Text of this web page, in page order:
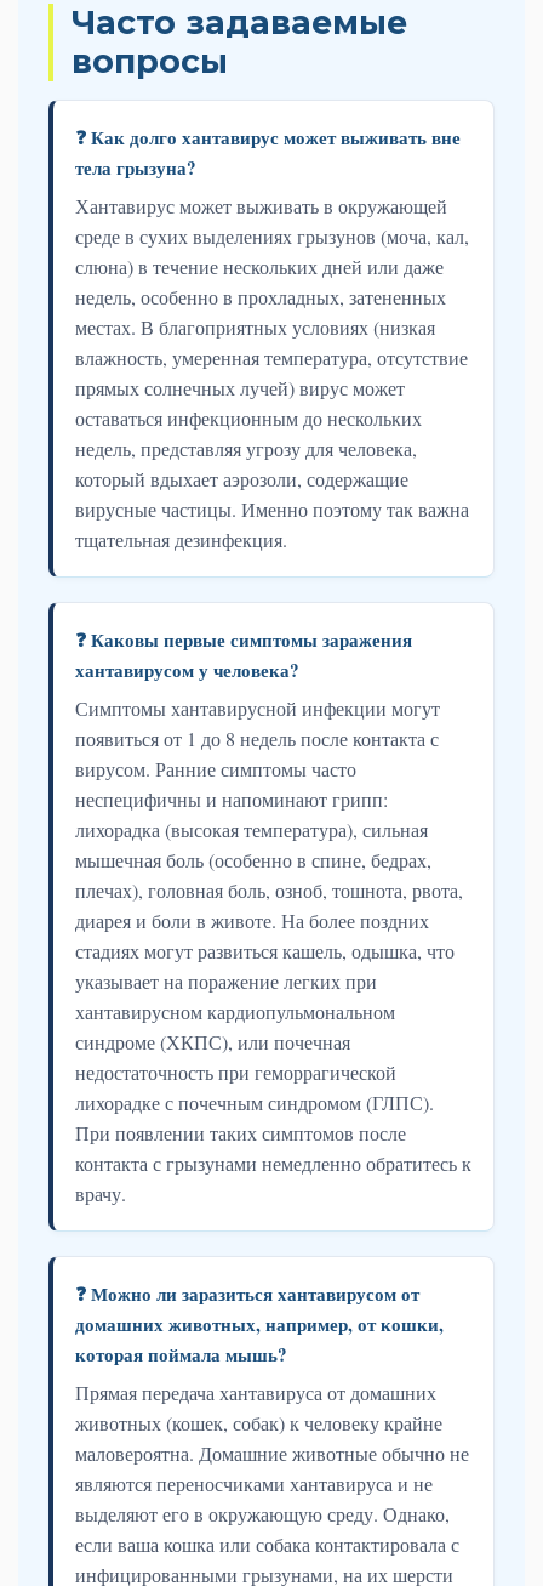
Часто задаваемые
вопросы
❓ Как долго хантавирус может выживать вне
тела грызуна?
Хантавирус может выживать в окружающей
среде в сухих выделениях грызунов (моча, кал,
слюна) в течение нескольких дней или даже
недель, особенно в прохладных, затененных
местах. В благоприятных условиях (низкая
влажность, умеренная температура, отсутствие
прямых солнечных лучей) вирус может
оставаться инфекционным до нескольких
недель, представляя угрозу для человека,
который вдыхает аэрозоли, содержащие
вирусные частицы. Именно поэтому так важна
тщательная дезинфекция.
❓ Каковы первые симптомы заражения
хантавирусом у человека?
Симптомы хантавирусной инфекции могут
появиться от 1 до 8 недель после контакта с
вирусом. Ранние симптомы часто
неспецифичны и напоминают грипп:
лихорадка (высокая температура), сильная
мышечная боль (особенно в спине, бедрах,
плечах), головная боль, озноб, тошнота, рвота,
диарея и боли в животе. На более поздних
стадиях могут развиться кашель, одышка, что
указывает на поражение легких при
хантавирусном кардиопульмональном
синдроме (ХКПС), или почечная
недостаточность при геморрагической
лихорадке с почечным синдромом (ГЛПС).
При появлении таких симптомов после
контакта с грызунами немедленно обратитесь к
врачу.
❓ Можно ли заразиться хантавирусом от
домашних животных, например, от кошки,
которая поймала мышь?
Прямая передача хантавируса от домашних
животных (кошек, собак) к человеку крайне
маловероятна. Домашние животные обычно не
являются переносчиками хантавируса и не
выделяют его в окружающую среду. Однако,
если ваша кошка или собака контактировала с
инфицированными грызунами, на их шерсти